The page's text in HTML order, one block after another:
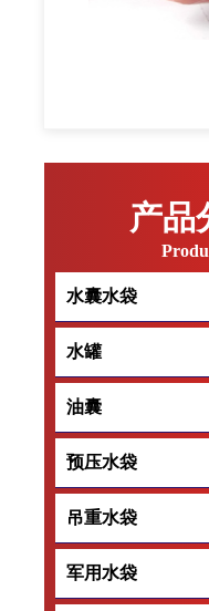
产品
水囊水袋
水罐
油囊
预压水袋
吊重水袋
军用水袋